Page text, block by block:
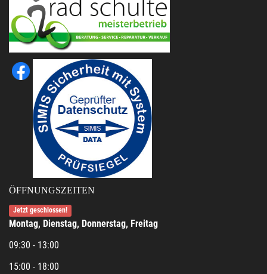
ÖFFNUNGSZEITEN
Jetzt geschlossen!
Montag, Dienstag, Donnerstag, Freitag
09:30 - 13:00
15:00 - 18:00